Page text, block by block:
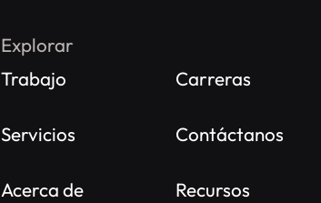
Explorar
Trabajo
Servicios
Acerca de
Carreras
Contáctanos
Recursos